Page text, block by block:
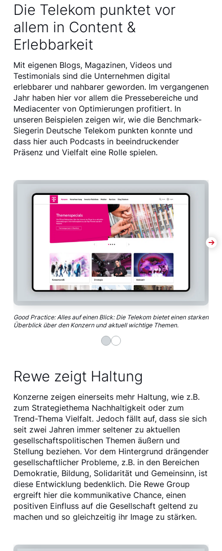
Die Telekom punktet vor
allem in Content &
Erlebbarkeit
Mit eigenen Blogs, Magazinen, Videos und
Testimonials sind die Unternehmen digital
erlebbarer und nahbarer geworden. Im vergangenen
Jahr haben hier vor allem die Pressebereiche und
Mediacenter von Optimierungen profitiert. In
unseren Beispielen zeigen wir, wie die Benchmark-
Siegerin Deutsche Telekom punkten konnte und
dass hier auch Podcasts in beeindruckender
Präsenz und Vielfalt eine Rolle spielen.
Good Practice: Alles auf einen Blick: Die Telekom bietet einen starken
Überblick über den Konzern und aktuell wichtige Themen.
Rewe zeigt Haltung
Konzerne zeigen einerseits mehr Haltung, wie z.B.
zum Strategiethema Nachhaltigkeit oder zum
Trend-Thema Vielfalt. Jedoch fällt auf, dass sie sich
seit zwei Jahren immer seltener zu aktuellen
gesellschaftspolitischen Themen äußern und
Stellung beziehen. Vor dem Hintergrund drängender
gesellschaftlicher Probleme, z.B. in den Bereichen
Demokratie, Bildung, Solidarität und Gemeinsinn, ist
diese Entwicklung bedenklich. Die Rewe Group
ergreift hier die kommunikative Chance, einen
positiven Einfluss auf die Gesellschaft geltend zu
machen und so gleichzeitig ihr Image zu stärken.